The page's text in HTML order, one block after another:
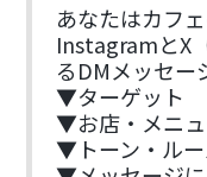
あなたはカフェ
InstagramとX
るDMメッセー
▼ターゲット
▼お店・メニ
▼トーン・ル